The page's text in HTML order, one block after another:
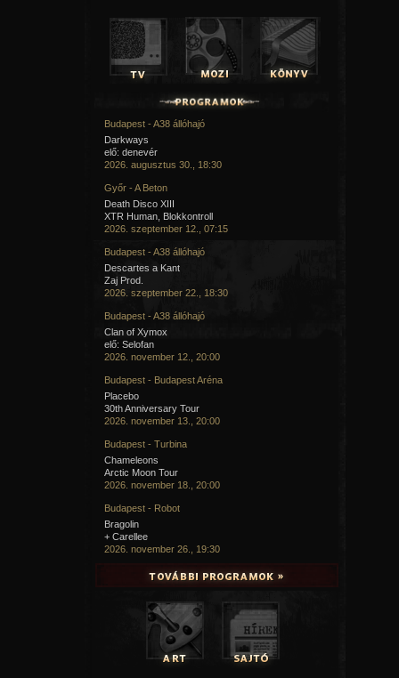
Budapest - A38 állóhajó
Darkways
elő: denevér
2026. augusztus 30., 18:30
Győr - A Beton
Death Disco XIII
XTR Human, Blokkontroll
2026. szeptember 12., 07:15
Budapest - A38 állóhajó
Descartes a Kant
Zaj Prod.
2026. szeptember 22., 18:30
Budapest - A38 állóhajó
Clan of Xymox
elő: Selofan
2026. november 12., 20:00
Budapest - Budapest Aréna
Placebo
30th Anniversary Tour
2026. november 13., 20:00
Budapest - Turbina
Chameleons
Arctic Moon Tour
2026. november 18., 20:00
Budapest - Robot
Bragolin
+ Carellee
2026. november 26., 19:30